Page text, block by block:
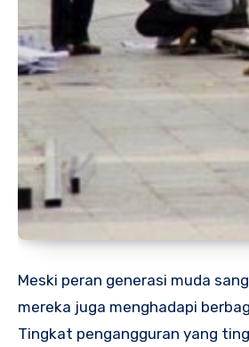
Meski peran generasi muda
mereka juga menghadapi
Tingkat pengangguran yang